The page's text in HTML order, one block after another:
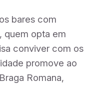
bares com
quem opta em
conviver com os
promove ao
Romana,